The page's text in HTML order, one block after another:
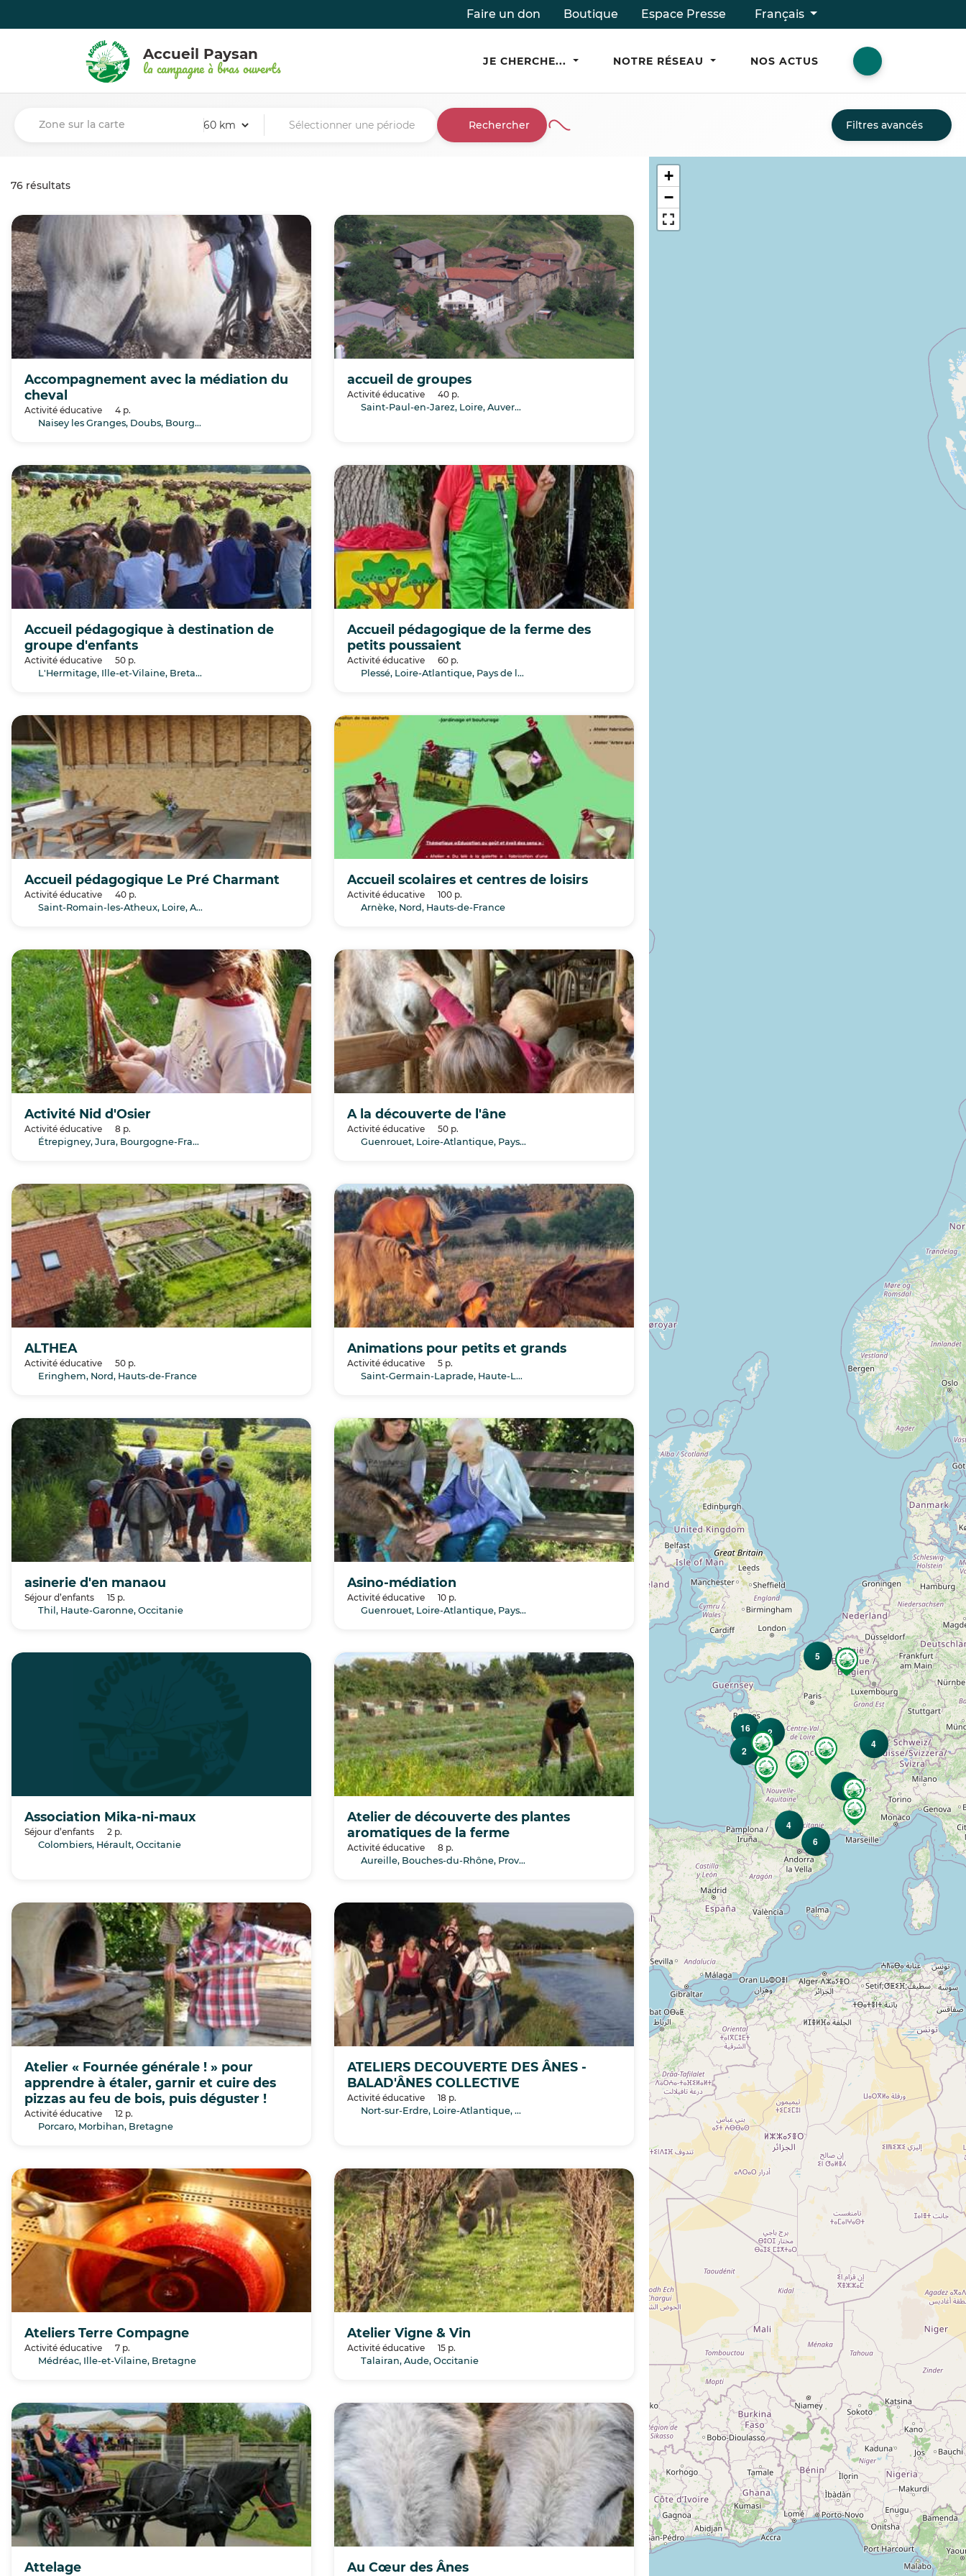
Faire un don Boutique Espace Presse Français
Accueil Paysan
la campagne à bras ouverts JE CHERCHE... NOTRE RÉSEAU NOS ACTUS
Zone sur la carte Rechercher Filtres avancés
76 résultats
Accompagnement avec la médiation du
cheval
Activité éducative
4 p.
Naisey les Granges, Doubs, Bourgogne-Franche-Comté
accueil de groupes
Activité éducative
40 p.
Saint-Paul-en-Jarez, Loire, Auvergne-Rhône-Alpes
Accueil pédagogique à destination de
groupe d'enfants
Activité éducative
50 p.
L'Hermitage, Ille-et-Vilaine, Bretagne
Accueil pédagogique de la ferme des
petits poussaient
Activité éducative
60 p.
Plessé, Loire-Atlantique, Pays de la Loire
Accueil pédagogique Le Pré Charmant
Activité éducative
40 p.
Saint-Romain-les-Atheux, Loire, Auvergne-Rhône-Alpes
Accueil scolaires et centres de loisirs
Activité éducative
100 p.
Arnèke, Nord, Hauts-de-France
Activité Nid d'Osier
Activité éducative
8 p.
Étrepigney, Jura, Bourgogne-Franche-Comté
A la découverte de l'âne
Activité éducative
50 p.
Guenrouet, Loire-Atlantique, Pays de la Loire
ALTHEA
Activité éducative
50 p.
Eringhem, Nord, Hauts-de-France
Animations pour petits et grands
Activité éducative
5 p.
Saint-Germain-Laprade, Haute-Loire, Auvergne-Rhône-Alpes
asinerie d'en manaou
Séjour d’enfants
15 p.
Thil, Haute-Garonne, Occitanie
Asino-médiation
Activité éducative
10 p.
Guenrouet, Loire-Atlantique, Pays de la Loire
Association Mika-ni-maux
Séjour d’enfants
2 p.
Colombiers, Hérault, Occitanie
Atelier de découverte des plantes
aromatiques de la ferme
Activité éducative
8 p.
Aureille, Bouches-du-Rhône, Provence-Alpes-Côte d’Azur
Atelier « Fournée générale ! » pour
apprendre à étaler, garnir et cuire des
pizzas au feu de bois, puis déguster !
Activité éducative
12 p.
Porcaro, Morbihan, Bretagne
ATELIERS DECOUVERTE DES ÂNES -
BALAD'ÂNES COLLECTIVE
Activité éducative
18 p.
Nort-sur-Erdre, Loire-Atlantique, Pays de la Loire
Ateliers Terre Compagne
Activité éducative
7 p.
Médréac, Ille-et-Vilaine, Bretagne
Atelier Vigne & Vin
Activité éducative
15 p.
Talairan, Aude, Occitanie
Attelage Au Cœur des Ânes
4
2
2
4
16
4
5
6
+
−